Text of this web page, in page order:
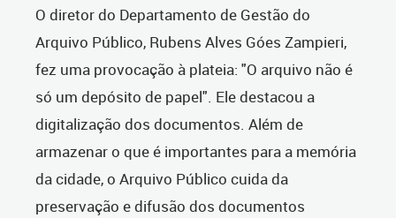
O diretor do Departamento de Gestão do
Arquivo Público, Rubens Alves Góes Zampieri,
fez uma provocação à plateia: "O arquivo não é
só um depósito de papel". Ele destacou a
digitalização dos documentos. Além de
armazenar o que é importantes para a memória
da cidade, o Arquivo Público cuida da
preservação e difusão dos documentos